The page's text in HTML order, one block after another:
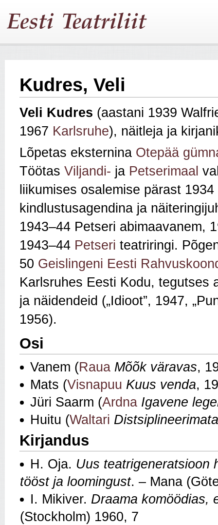
Kudres, Veli
Veli Kudres (aastani 1939
1967 Karlsruhe), näitleja ja
Lõpetas eksternina Otepää
Töötas Viljandi- ja Petserimaal
liikumises osalemise pärast 1934
kindlustusagendina ja
1943–44 Petseri abimaavanem,
1943–44 Petseri teatriringi.
50 Geislingeni Eesti
Karlsruhes Eesti Kodu, tegutses
ja näidendeid („Idioot”, 1947,
1956).
Osi
Vanem (Raua Mõõk väravas,
Mats (Visnapuu Kuus venda,
Jüri Saarm (Ardna Igavene
Huitu (Waltari
Kirjandus
H. Oja. Uus teatrigeneratsioon
tööst ja loomingust. – Mana
I. Mikiver. Draama komöödias,
(Stockholm) 1960, 7